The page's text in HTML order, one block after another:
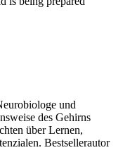
und
des Gehirns
über Lernen,
Bestsellerautor